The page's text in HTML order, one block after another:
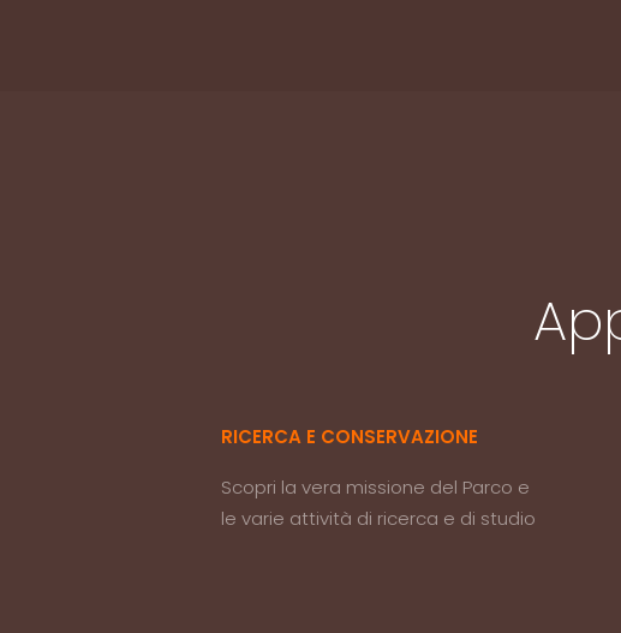
RICERCA E CONSERVAZIONE
Scopri la vera missione del Parco e
le varie attività di ricerca e di studio